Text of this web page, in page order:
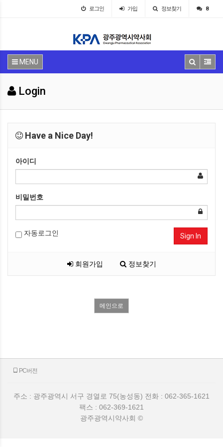
로그인 가입 정보찾기 8
MENU
Login
Have a Nice Day!
아이디
비밀번호
자동로그인 Sign In
회원가입 정보찾기
메인으로
PC버전
주소 : 광주광역시 서구 경열로 75(농성동) 전화 : 062-365-1621
팩스 : 062-369-1621
광주광역시약사회 ©